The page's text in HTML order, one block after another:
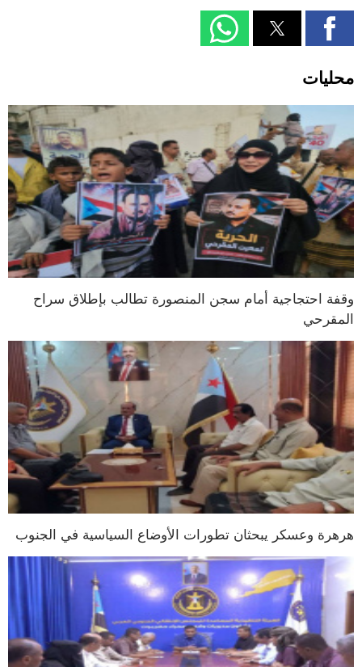
محليات
وقفة احتجاجية أمام سجن المنصورة تطالب بإطلاق سراح
المقرحي
هرهرة وعسكر يبحثان تطورات الأوضاع السياسية في الجنوب